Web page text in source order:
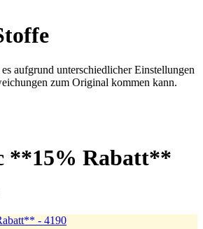
aufgrund unterschiedlicher Einstellungen
zum Original kommen kann.
**15% Rabatt**